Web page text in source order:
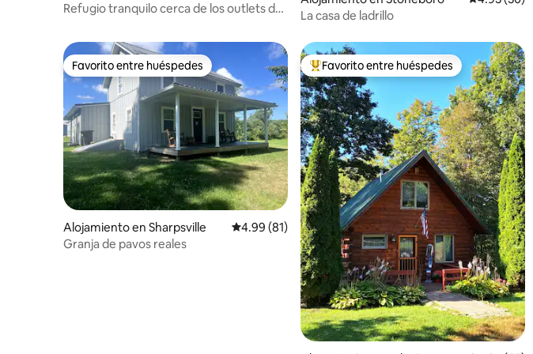
Refugio tranquilo cerca de los outlets de
La casa de ladrillo
Favorito entre huéspedes
Favorito entre huéspedes
Alojamiento en Sharpsville Calificación promedio: 4.99 de 5, 81 reseñas
4.99 (81)
Granja de pavos reales
Favorito entre huéspedes preferido
Favorito entre huéspedes